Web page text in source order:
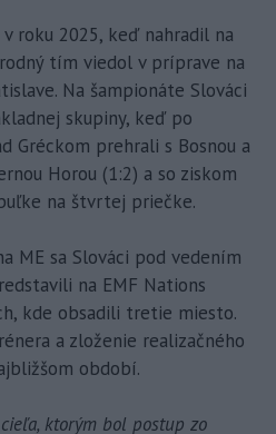
roku 2025, keď nahradil na
tím viedol v príprave na
Na šampionáte Slováci
skupiny, keď po
Gréckom prehrali s Bosnou a
Horou (1:2) a so ziskom
na štvrtej priečke.
ME sa Slováci pod vedením
na EMF Nations
kde obsadili tretie miesto.
a zloženie realizačného
období.
ktorým bol postup zo